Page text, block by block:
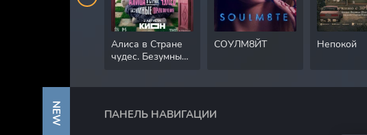
Алиса в Стране
чудес. Безумные
СОУЛМ8ЙТ Непокой
ПАНЕЛЬ НАВИГАЦИИ
NEW